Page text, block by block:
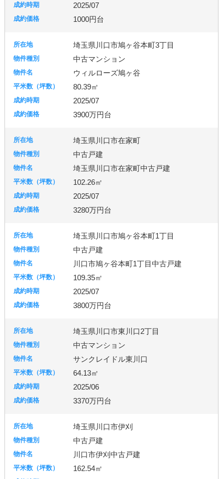
2025/07
1000円台
埼玉県川口市鳩ヶ谷本町3丁目
中古マンション
ウィルローズ鳩ヶ谷
80.39㎡
2025/07
3900万円台
埼玉県川口市在家町
中古戸建
埼玉県川口市在家町中古戸建
102.26㎡
2025/07
3280万円台
埼玉県川口市鳩ヶ谷本町1丁目
中古戸建
川口市鳩ヶ谷本町1丁目中古戸建
109.35㎡
2025/07
3800万円台
埼玉県川口市東川口2丁目
中古マンション
サンクレイドル東川口
64.13㎡
2025/06
3370万円台
埼玉県川口市伊刈
中古戸建
川口市伊刈中古戸建
162.54㎡